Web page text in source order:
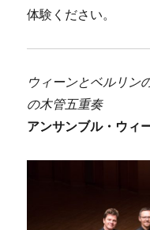
体験ください。
ウィーンとベルリン
の木管五重奏
アンサンブル・ウィ